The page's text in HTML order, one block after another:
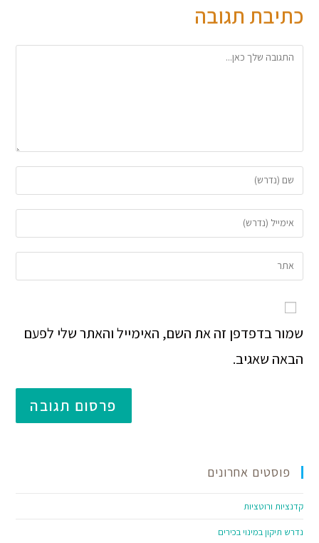
כתיבת תגובה
שמור בדפדפן זה את השם, האימייל והאתר שלי לפעם
הבאה שאגיב.
פוסטים אחרונים
קדנציות ורוטציות
נדרש תיקון במינוי בכירים